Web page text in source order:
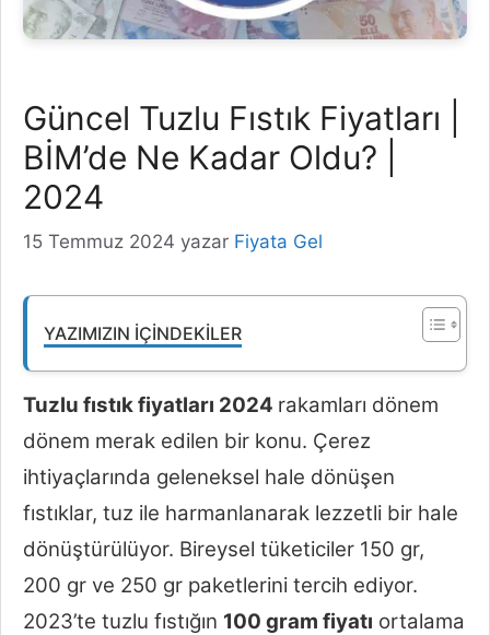
Güncel Tuzlu Fıstık Fiyatları |
BİM’de Ne Kadar Oldu? |
2024
15 Temmuz 2024 yazar Fiyata Gel
YAZIMIZIN İÇINDEKILER
Tuzlu fıstık fiyatları 2024 rakamları dönem
dönem merak edilen bir konu. Çerez
ihtiyaçlarında geleneksel hale dönüşen
fıstıklar, tuz ile harmanlanarak lezzetli bir hale
dönüştürülüyor. Bireysel tüketiciler 150 gr,
200 gr ve 250 gr paketlerini tercih ediyor.
2023’te tuzlu fıstığın 100 gram fiyatı ortalama